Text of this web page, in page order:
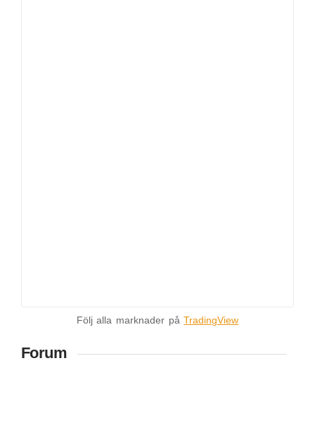
Följ alla marknader påTradingView
Forum